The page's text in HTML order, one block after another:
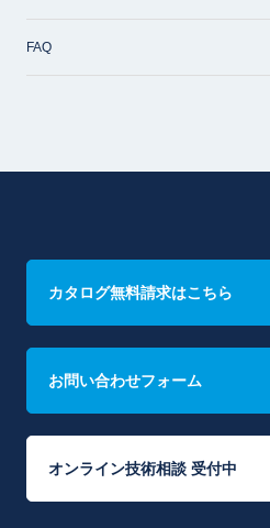
FAQ
カタログ無料請求はこちら
お問い合わせフォーム
オンライン技術相談 受付中